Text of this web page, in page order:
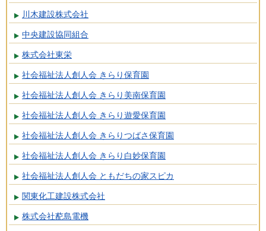
川木建設株式会社
中央建設協同組合
株式会社東栄
社会福祉法人創人会 きらり保育園
社会福祉法人創人会 きらり美南保育園
社会福祉法人創人会 きらり遊愛保育園
社会福祉法人創人会 きらりつばさ保育園
社会福祉法人創人会 きらり白妙保育園
社会福祉法人創人会 ともだちの家スピカ
関東化工建設株式会社
株式会社蓜島電機